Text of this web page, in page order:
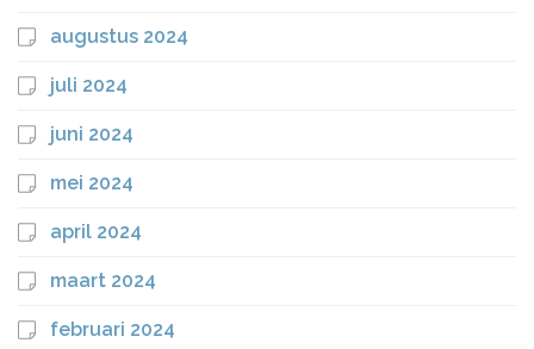
augustus 2024
juli 2024
juni 2024
mei 2024
april 2024
maart 2024
februari 2024